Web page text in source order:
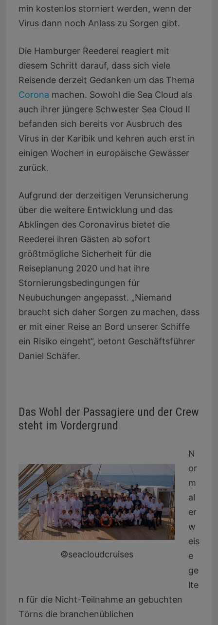
min kostenlos storniert werden, wenn der
Virus dann noch Anlass zu Sorgen gibt.
Die Hamburger Reederei reagiert mit
diesem Schritt darauf, dass sich viele
Reisende derzeit Gedanken um das Thema
Corona machen. Sowohl die Sea Cloud als
auch ihrer jüngere Schwester Sea Cloud II
befanden sich bereits vor Ausbruch des
Virus in der Karibik und kehren auch erst in
einigen Wochen in europäische Gewässer
zurück.
Aufgrund der derzeitigen Verunsicherung
über die weitere Entwicklung und das
Abklingen des Coronavirus bietet die
Reederei ihren Gästen ab sofort
größtmögliche Sicherheit für die
Reiseplanung 2020 und hat ihre
Stornierungsbedingungen für
Neubuchungen angepasst. „Niemand
braucht sich daher Sorgen zu machen, dass
er mit einer Reise an Bord unserer Schiffe
ein Risiko eingeht“, betont Geschäftsführer
Daniel Schäfer.
Das Wohl der Passagiere und der Crew
steht im Vordergrund
©seacloudcruises
N
or
m
al
er
w
eis
e
ge
lte
n für die Nicht-Teilnahme an gebuchten
Törns die branchenüblichen